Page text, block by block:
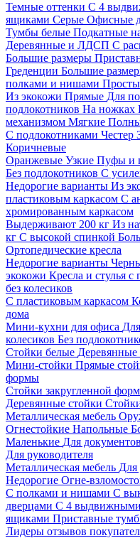
Темные оттенки С 4
ящиками Серые Офисные
Тумбы белые Подкатные
Деревянные и ЛДСП С
Большие размеры
Греденции Большие
полками и нишами
Из экокожи Прямые Для
подлокотников На ножках
механизмом Мягкие
С подлокотниками Честер
Коричневые
Оранжевые Узкие Пуфы и
Без подлокотников С
Недорогие варианты Из
пластиковым каркасом С
хромированным каркасом
Выдерживают 200 кг Из
кг С высокой спинкой
Ортопедические кресла
Недорогие варианты
экокожи Кресла и стулья с
без колесиков
С пластиковым каркасом
дома
Мини-кухни для офиса
колесиков Без
Стойки белые Деревянные
Мини-стойки Прямые
формы
Стойки закругленной
Деревянные стойки
Металлическая мебель
Огнестойкие Напольные
Маленькие Для документов
Для руководителя
Металлическая мебель Для
Недорогие Огне-
С полками и нишами С
дверцами С 4
ящиками Приставные
Лидеры отзывов